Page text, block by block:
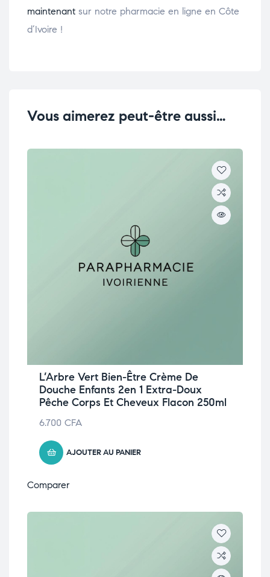
maintenant sur notre pharmacie en ligne en Côte
d’Ivoire !
Vous aimerez peut-être aussi…
L’Arbre Vert Bien-Être Crème De
Douche Enfants 2en 1 Extra-Doux
Pêche Corps Et Cheveux Flacon 250ml
6.700 CFA
AJOUTER AU PANIER
Comparer